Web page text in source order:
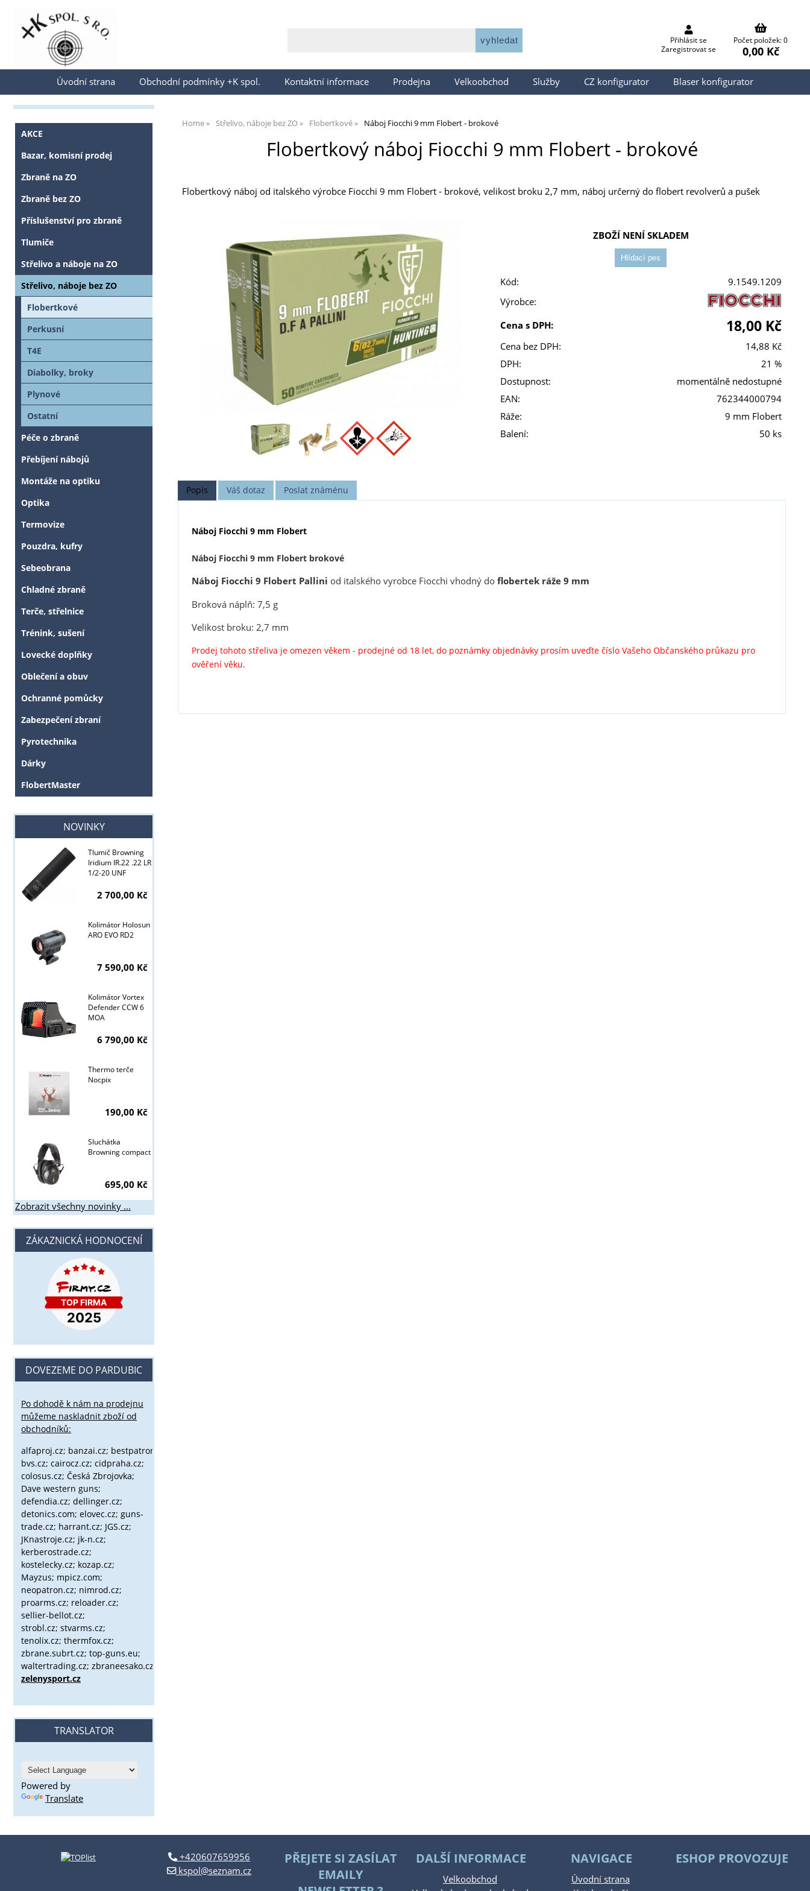
Přihlásit se
Přihlásit se
Zaregistrovat se
Počet položek: 0
0,00 Kč
Úvodní strana Obchodní podmínky +K spol. Kontaktní informace Prodejna Velkoobchod Služby CZ konfigurator Blaser konfigurator
Home Střelivo, náboje bez ZO Flobertkové Náboj Fiocchi 9 mm Flobert - brokové
Flobertkový náboj Fiocchi 9 mm Flobert - brokové
Flobertkový náboj od italského výrobce Fiocchi 9 mm Flobert - brokové, velikost broku 2,7 mm, náboj určerný do flobert revolverů a pušek
ZBOŽÍ NENÍ SKLADEM
Kód:
9.1549.1209
Výrobce:
Cena s DPH:
18,00 Kč
Cena bez DPH:
14,88 Kč
DPH:
21 %
Dostupnost:
momentálně nedostupné
EAN:
762344000794
Ráže:
9 mm Flobert
Balení:
50 ks
Popis Váš dotaz Poslat známénu
Náboj Fiocchi 9 mm Flobert
Náboj Fiocchi 9 mm Flobert brokové
Náboj Fiocchi 9 Flobert Pallini od italského vyrobce Fiocchi vhodný doflobertek ráže 9 mm
Broková náplň: 7,5 g
Velikost broku: 2,7 mm
Prodej tohoto střeliva je omezen věkem - prodejné od 18 let, do poznámky objednávky prosím uveďte číslo Vašeho Občanského průkazu pro
ověření věku.
AKCE
Bazar, komisní prodej
Zbraně na ZO
Zbraně bez ZO
Příslušenství pro zbraně
Tlumiče
Střelivo a náboje na ZO
Střelivo, náboje bez ZO
Flobertkové
Perkusní
T4E
Diabolky, broky
Plynové
Ostatní
Péče o zbraně
Přebíjení nábojů
Montáže na optiku
Optika
Termovize
Pouzdra, kufry
Sebeobrana
Chladné zbraně
Terče, střelnice
Trénink, sušení
Lovecké doplňky
Oblečení a obuv
Ochranné pomůcky
Zabezpečení zbraní
Pyrotechnika
Dárky
FlobertMaster
NOVINKY
Tlumič Browning
Iridium IR.22 .22 LR
1/2-20 UNF
2 700,00 Kč
Kolimátor Holosun
ARO EVO RD2
7 590,00 Kč
Kolimátor Vortex
Defender CCW 6
MOA
6 790,00 Kč
Thermo terče
Nocpix
190,00 Kč
Sluchátka
Browning compact
695,00 Kč
Zobrazit všechny novinky ...
ZÁKAZNICKÁ HODNOCENÍ
DOVEZEME DO PARDUBIC
Po dohodě k nám na prodejnu
můžeme naskladnit zboží od
obchodníků:
alfaproj.cz; banzai.cz; bestpatron.eu;
bvs.cz; cairocz.cz; cidpraha.cz;
colosus.cz; Česká Zbrojovka;
Dave western guns;
defendia.cz; dellinger.cz;
detonics.com; elovec.cz; guns-
trade.cz; harrant.cz; JGS.cz;
JKnastroje.cz; jk-n.cz;
kerberostrade.cz;
kostelecky.cz; kozap.cz;
Mayzus; mpicz.com;
neopatron.cz; nimrod.cz;
proarms.cz; reloader.cz;
sellier-bellot.cz;
strobl.cz; stvarms.cz;
tenolix.cz; thermfox.cz;
zbrane.subrt.cz; top-guns.eu;
waltertrading.cz; zbraneesako.cz;
zelenysport.cz
TRANSLATOR
Powered by
Translate
+420607659956
kspol@seznam.cz
PŘEJETE SI ZASÍLAT
EMAILY
DALŠÍ INFORMACE
Velkoobchod
NAVIGACE
Úvodní strana
ESHOP PROVOZUJE